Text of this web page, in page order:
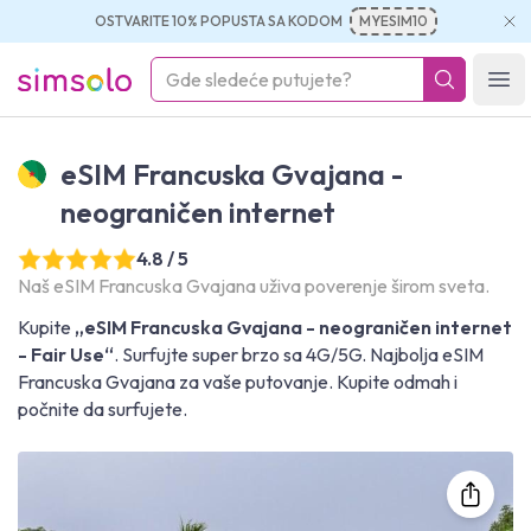
OSTVARITE 10% POPUSTA SA KODOM MYESIM10
simsolo
eSIM Francuska Gvajana -
neograničen internet
4.8 / 5
Naš eSIM Francuska Gvajana uživa poverenje širom sveta.
Kupite „eSIM Francuska Gvajana - neograničen internet
- Fair Use“. Surfujte super brzo sa 4G/5G. Najbolja eSIM
Francuska Gvajana za vaše putovanje. Kupite odmah i
počnite da surfujete.